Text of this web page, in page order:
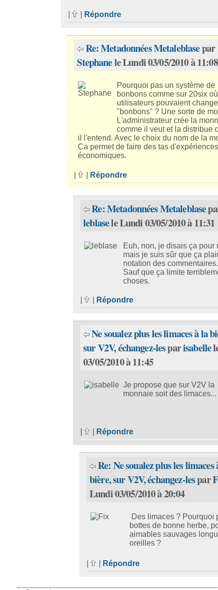
Répondre
Re: Metadonnées Metaleblasepar
Stephanele Lundi 03/05/2010 à 11:08
Pourquoi pas un système de
bonbons comme sur 20six
utilisateurs pouvaient
"bonbons" ? Une sorte de
L'administrateur crée la
comme il veut et la distribue
il l'entend. Avec le choix du nom de la
Ca permet de faire des tas
économiques.
| Répondre
Re: Metadonnées Metaleblase
leblasele Lundi 03/05/2010 à 11:31
Euh, non, je disais ça pour
mais je suis sûr que ça
notation des commentaires.
Sauf que ça limite
choses.
| Répondre
Ne soualez plus les limaces à la
sur V2V, échangez-lesparisabelle
03/05/2010 à 11:45
Je propose que sur V2V la
monnaie soit des limaces...
| Répondre
Re: Ne soualez plus les limaces
bière, sur V2V, échangez-lespar
Lundi 03/05/2010 à 20:04
Des limaces ? Pourquoi
bottes de bonne herbe,
aimables sauvages
oreilles ?
Répondre